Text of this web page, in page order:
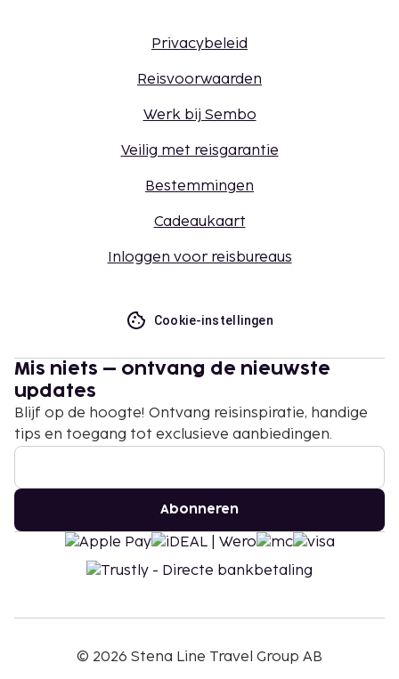
Privacybeleid
Reisvoorwaarden
Werk bij Sembo
Veilig met reisgarantie
Bestemmingen
Cadeaukaart
Inloggen voor reisbureaus
Cookie-instellingen
Mis niets – ontvang de nieuwste
updates
Blijf op de hoogte! Ontvang reisinspiratie, handige
tips en toegang tot exclusieve aanbiedingen.
Abonneren
© 2026 Stena Line Travel Group AB